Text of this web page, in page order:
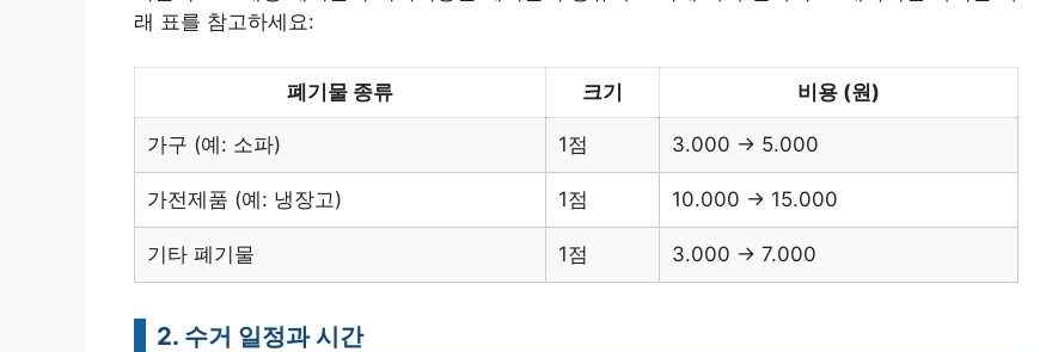
래 표를 참고하세요:
폐기물 종류 크기 비용 (원)
가구 (예: 소파) 1점 3.000 → 5.000
가전제품 (예: 냉장고) 1점 10.000 → 15.000
기타 폐기물 1점 3.000 → 7.000
2. 수거 일정과 시간